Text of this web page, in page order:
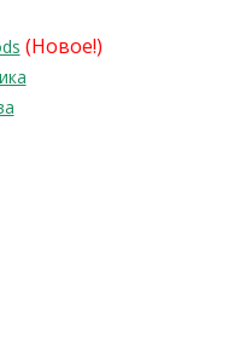
(Новое!)